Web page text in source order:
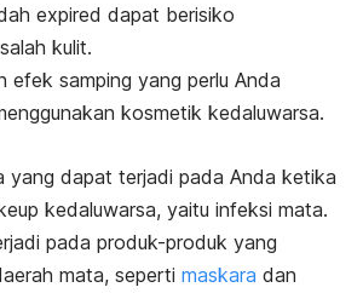
expired dapat berisiko
kulit.
efek samping yang perlu Anda
kosmetik kedaluwarsa.
yang dapat terjadi pada Anda ketika
kedaluwarsa, yaitu infeksi mata.
pada produk-produk yang
mata, seperti maskara dan